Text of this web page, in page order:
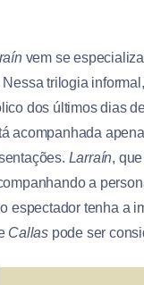
vem se
Nessa trilogia
dos últimos dias
acompanhada
Larraín,
a
espectador tenha a
Callas pode ser